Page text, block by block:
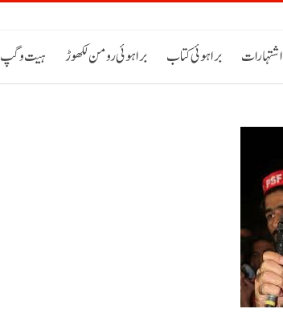
ہیت و گپ براہوئی رومن لکھوڑ براہوئی کتاب اشتہارات